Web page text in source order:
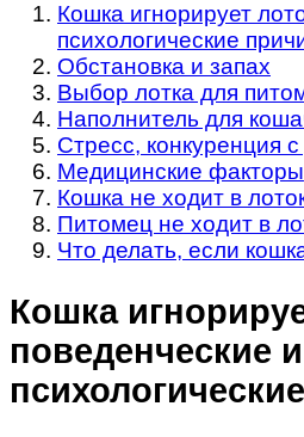
Кошка игнорирует
психологические
Обстановка и запах
Выбор лотка для
Наполнитель для
Стресс, конкуренция
Медицинские факторы
Кошка не ходит в
Питомец не ходит в
Что делать, если
Кошка
поведенческие и